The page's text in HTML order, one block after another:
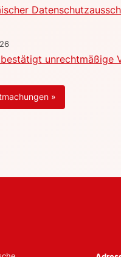
unrechtmäßige
»